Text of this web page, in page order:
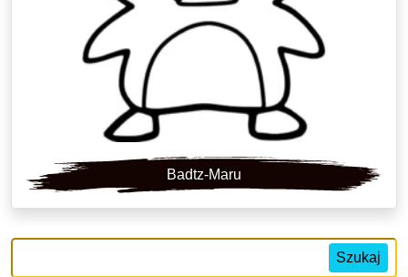
Badtz-Maru
Szukaj